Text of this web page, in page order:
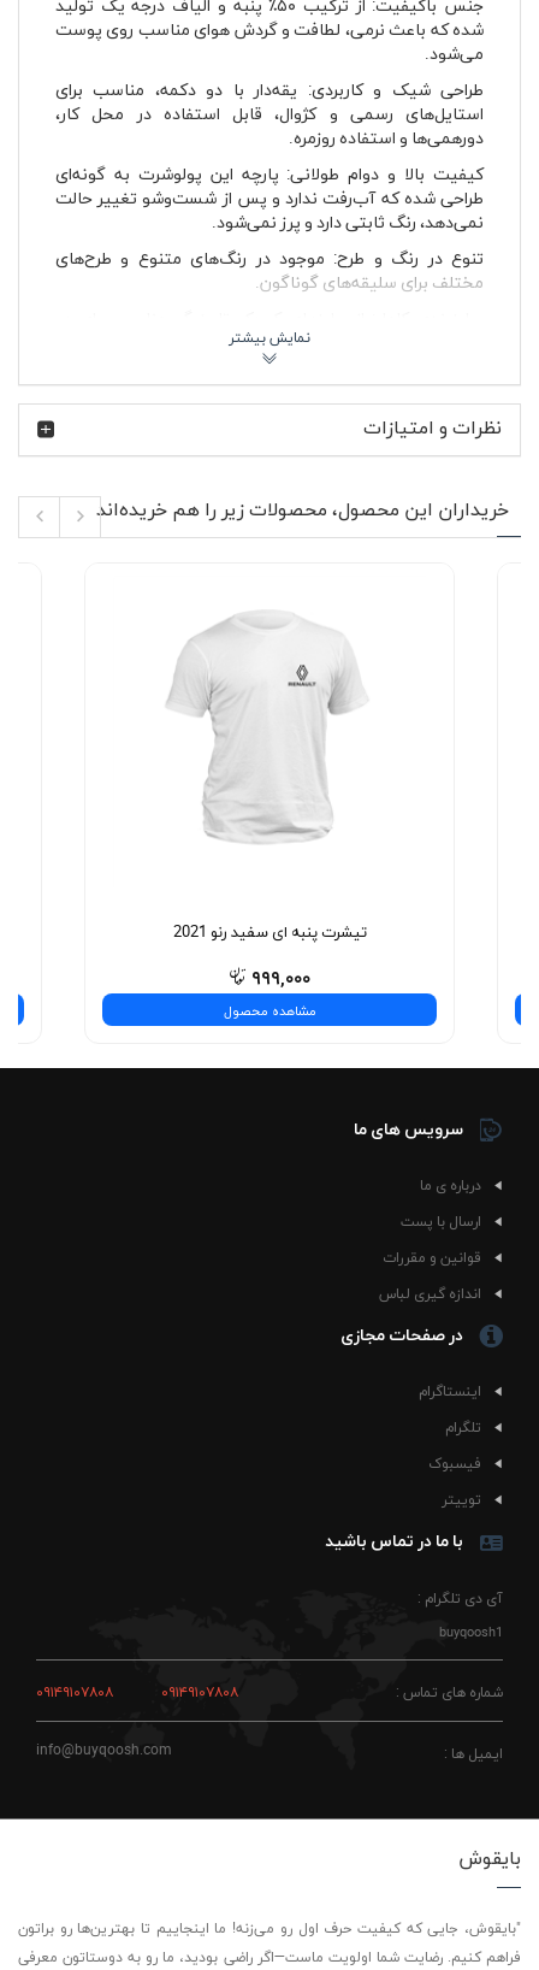
شده که باعث نرمی، لطافت و گردش هوای مناسب روی پوست
می‌شود.
طراحی شیک و کاربردی: یقه‌دار با دو دکمه، مناسب برای
استایل‌های رسمی و کژوال، قابل استفاده در محل کار،
دورهمی‌ها و استفاده روزمره.
کیفیت بالا و دوام طولانی: پارچه این پولوشرت به گونه‌ای
طراحی شده که آب‌رفت ندارد و پس از شست‌وشو تغییر حالت
نمی‌دهد، رنگ ثابتی دارد و پرز نمی‌شود.
تنوع در رنگ و طرح: موجود در رنگ‌های متنوع و طرح‌های
مختلف برای سلیقه‌های گوناگون.
می‌شود، بدون ایجاد حساسیت یا احساس گرما.
با این پولوشرت، استایل شیک و راحتی را همزمان تجربه کنید!
همین حالا رنگ و سایز مورد نظر خود را انتخاب کنید و به کمد
نظرات و امتیازات
خریداران این محصول، محصولات زیر را هم خریده‌اند
تیشرت پنبه ای سفید رنو 2021
۹۹۹,۰۰۰
مشاهده محصول
سرویس های ما
درباره ی ما
ارسال با پست
قوانین و مقررات
اندازه گیری لباس
در صفحات مجازی
اینستاگرام
تلگرام
فیسبوک
توییتر
با ما در تماس باشید
آی دی تلگرام :
buyqoosh1
شماره های تماس : ۰۹۱۴۹۱۰۷۸۰۸ ۰۹۱۴۹۱۰۷۸۰۸
ایمیل ها : info@buyqoosh.com
بایقوش
"بایقوش، جایی که کیفیت حرف اول رو می‌زنه! ما اینجاییم تا بهترین‌ها رو براتون
فراهم کنیم. رضایت شما اولویت ماست—اگر راضی بودید، ما رو به دوستاتون معرفی